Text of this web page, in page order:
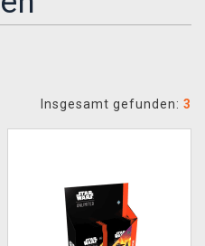
Insgesamt gefunden: 3